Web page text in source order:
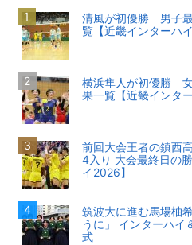
清風が初優勝 男子
覧【近畿インターハ
横浜隼人が初優勝
果一覧【近畿インタ
前回大会王者の鎮西
4入り 大会最終日の
イ2026】
筑波大に進む馬場柚
うに」 インターハイ
式